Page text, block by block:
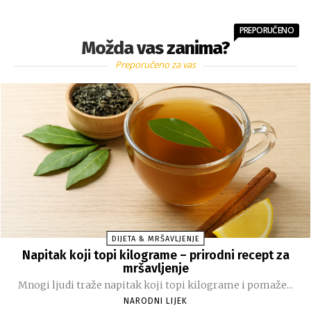
Možda vas zanima?
PREPORUČENO
Preporučeno za vas
DIJETA & MRŠAVLJENJE
Napitak koji topi kilograme – prirodni recept za
mršavljenje
Mnogi ljudi traže napitak koji topi kilograme i pomaže...
NARODNI LIJEK